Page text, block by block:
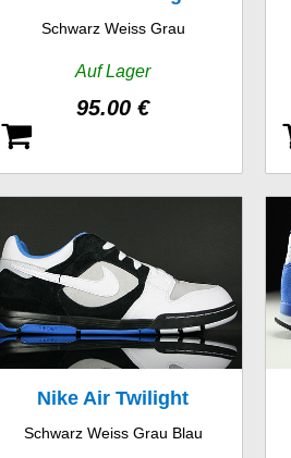
89
Schwarz Weiss Grau
Auf Lager
95.00 €
Nike Air Twilight
Schwarz Weiss Grau Blau